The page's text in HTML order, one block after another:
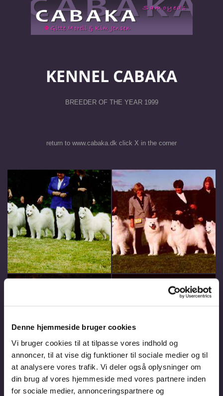
Denne hjemmeside bruger cookies
Vi bruger cookies til at tilpasse vores indhold og
annoncer, til at vise dig funktioner til sociale medier og til
at analysere vores trafik. Vi deler også oplysninger om
din brug af vores hjemmeside med vores partnere inden
for sociale medier, annonceringspartnere og
KENNEL CABAKA
BREEDER OF THE YEAR 1999
return to www.cabaka.dk click X in the corner